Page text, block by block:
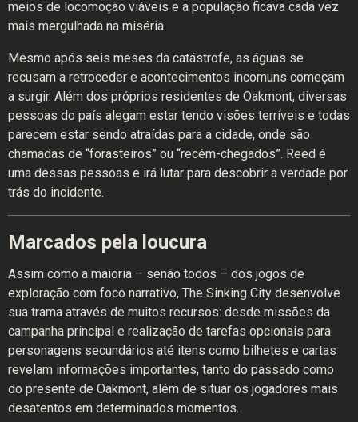
meios de locomoção viáveis e a população ficava cada vez
mais mergulhada na miséria.
Mesmo após seis meses da catástrofe, as águas se
recusam a retroceder e acontecimentos incomuns começam
a surgir. Além dos próprios residentes de Oakmont, diversas
pessoas do país alegam estar tendo visões terríveis e todas
parecem estar sendo atraídas para a cidade, onde são
chamadas de “forasteiros” ou “recém-chegados”. Reed é
uma dessas pessoas e irá lutar para descobrir a verdade por
trás do incidente.
Marcados pela loucura
Assim como a maioria – senão todos – dos jogos de
exploração com foco narrativo, The Sinking City desenvolve
sua trama através de muitos recursos: desde missões da
campanha principal e realização de tarefas opcionais para
personagens secundários até itens como bilhetes e cartas
revelam informações importantes, tanto do passado como
do presente de Oakmont, além de situar os jogadores mais
desatentos em determinados momentos.